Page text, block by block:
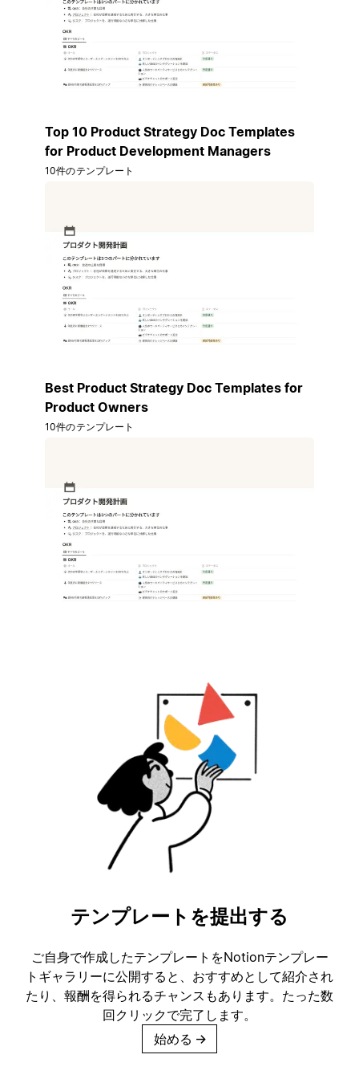
Top 10 Product Strategy Doc Templates
for Product Development Managers
10件のテンプレート
Best Product Strategy Doc Templates for
Product Owners
10件のテンプレート
テンプレートを提出する
ご自身で作成したテンプレートをNotionテンプレー
トギャラリーに公開すると、おすすめとして紹介され
たり、報酬を得られるチャンスもあります。たった数
回クリックで完了します。
始める →